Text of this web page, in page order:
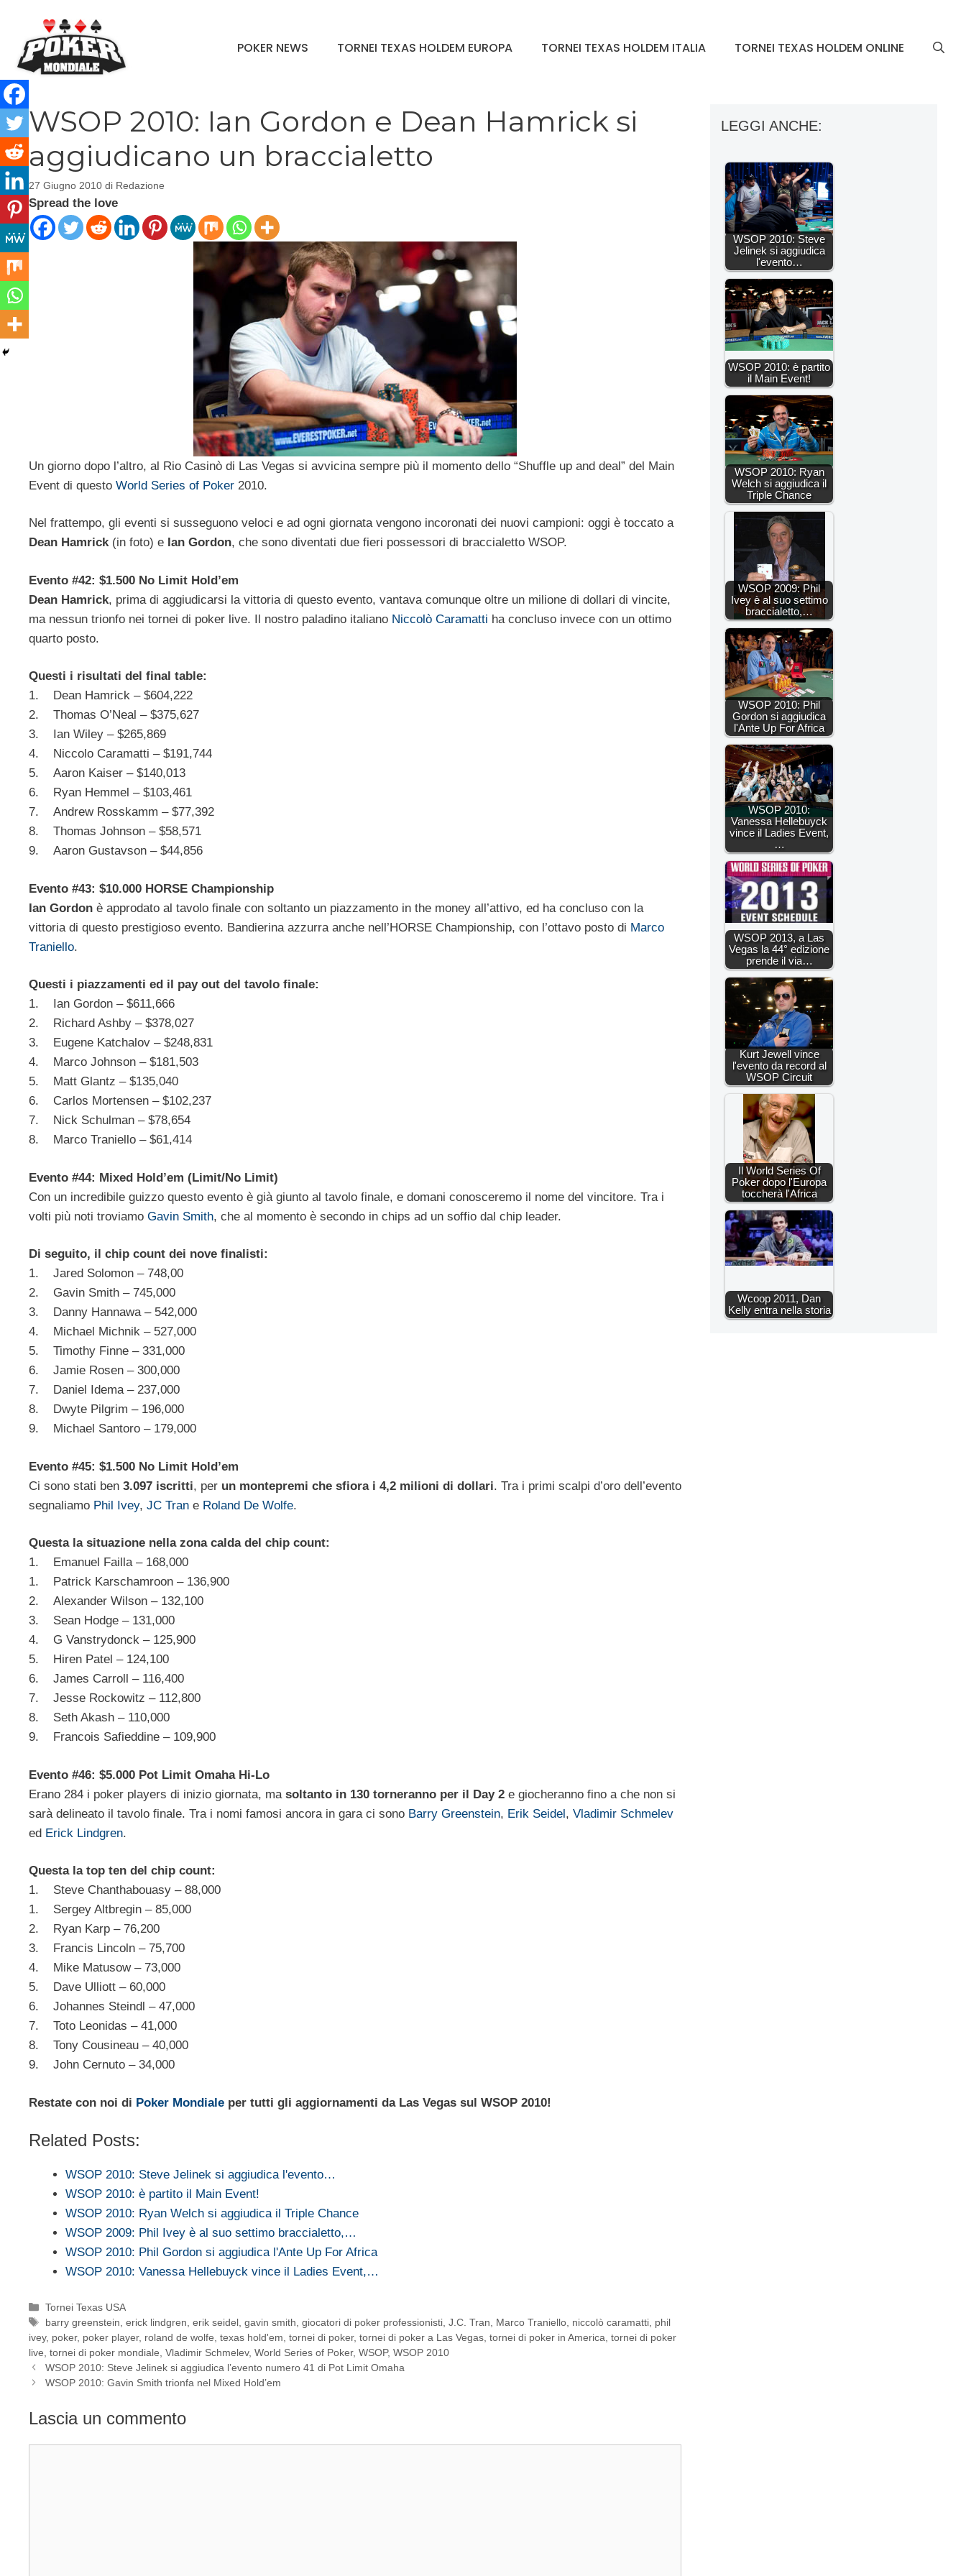
contenuto
POKER NEWS TORNEI TEXAS HOLDEM EUROPA TORNEI TEXAS HOLDEM ITALIA TORNEI TEXAS HOLDEM ONLINE
WSOP 2010: Ian Gordon e Dean Hamrick si
aggiudicano un braccialetto
27 Giugno 2010 di Redazione
Spread the love
Un giorno dopo l’altro, al Rio Casinò di Las Vegas si avvicina sempre più il momento dello “Shuffle up and deal” del Main
Event di questo World Series of Poker 2010.
Nel frattempo, gli eventi si susseguono veloci e ad ogni giornata vengono incoronati dei nuovi campioni: oggi è toccato a
Dean Hamrick(in foto) e Ian Gordon, che sono diventati due fieri possessori di braccialetto WSOP.
Evento #42: $1.500 No Limit Hold’em
Dean Hamrick, prima di aggiudicarsi la vittoria di questo evento, vantava comunque oltre un milione di dollari di vincite,
ma nessun trionfo nei tornei di poker live. Il nostro paladino italiano Niccolò Caramatti ha concluso invece con un ottimo
quarto posto.
Questi i risultati del final table:
1. Dean Hamrick – $604,222
2. Thomas O’Neal – $375,627
3. Ian Wiley – $265,869
4. Niccolo Caramatti – $191,744
5. Aaron Kaiser – $140,013
6. Ryan Hemmel – $103,461
7. Andrew Rosskamm – $77,392
8. Thomas Johnson – $58,571
9. Aaron Gustavson – $44,856
Evento #43: $10.000 HORSE Championship
Ian Gordon è approdato al tavolo finale con soltanto un piazzamento in the money all’attivo, ed ha concluso con la
vittoria di questo prestigioso evento. Bandierina azzurra anche nell’HORSE Championship, con l’ottavo posto di Marco
Traniello.
Questi i piazzamenti ed il pay out del tavolo finale:
1. Ian Gordon – $611,666
2. Richard Ashby – $378,027
3. Eugene Katchalov – $248,831
4. Marco Johnson – $181,503
5. Matt Glantz – $135,040
6. Carlos Mortensen – $102,237
7. Nick Schulman – $78,654
8. Marco Traniello – $61,414
Evento #44: Mixed Hold’em (Limit/No Limit)
Con un incredibile guizzo questo evento è già giunto al tavolo finale, e domani conosceremo il nome del vincitore. Tra i
volti più noti troviamo Gavin Smith, che al momento è secondo in chips ad un soffio dal chip leader.
Di seguito, il chip count dei nove finalisti:
1. Jared Solomon – 748,00
2. Gavin Smith – 745,000
3. Danny Hannawa – 542,000
4. Michael Michnik – 527,000
5. Timothy Finne – 331,000
6. Jamie Rosen – 300,000
7. Daniel Idema – 237,000
8. Dwyte Pilgrim – 196,000
9. Michael Santoro – 179,000
Evento #45: $1.500 No Limit Hold’em
Ci sono stati ben 3.097 iscritti, per un montepremi che sfiora i 4,2 milioni di dollari. Tra i primi scalpi d’oro dell’evento
segnaliamo Phil Ivey, JC Tran e Roland De Wolfe.
Questa la situazione nella zona calda del chip count:
1. Emanuel Failla – 168,000
1. Patrick Karschamroon – 136,900
2. Alexander Wilson – 132,100
3. Sean Hodge – 131,000
4. G Vanstrydonck – 125,900
5. Hiren Patel – 124,100
6. James Carroll – 116,400
7. Jesse Rockowitz – 112,800
8. Seth Akash – 110,000
9. Francois Safieddine – 109,900
Evento #46: $5.000 Pot Limit Omaha Hi-Lo
Erano 284 i poker players di inizio giornata, ma soltanto in 130 torneranno per il Day 2 e giocheranno fino a che non si
sarà delineato il tavolo finale. Tra i nomi famosi ancora in gara ci sono Barry Greenstein, Erik Seidel, Vladimir Schmelev
ed Erick Lindgren.
Questa la top ten del chip count:
1. Steve Chanthabouasy – 88,000
1. Sergey Altbregin – 85,000
2. Ryan Karp – 76,200
3. Francis Lincoln – 75,700
4. Mike Matusow – 73,000
5. Dave Ulliott – 60,000
6. Johannes Steindl – 47,000
7. Toto Leonidas – 41,000
8. Tony Cousineau – 40,000
9. John Cernuto – 34,000
Restate con noi di Poker Mondiale per tutti gli aggiornamenti da Las Vegas sul WSOP 2010!
Related Posts:
WSOP 2010: Steve Jelinek si aggiudica l'evento…
WSOP 2010: è partito il Main Event!
WSOP 2010: Ryan Welch si aggiudica il Triple Chance
WSOP 2009: Phil Ivey è al suo settimo braccialetto,…
WSOP 2010: Phil Gordon si aggiudica l'Ante Up For Africa
WSOP 2010: Vanessa Hellebuyck vince il Ladies Event,…
Categorie
Tornei Texas USA
Tag
barry greenstein ,erick lindgren ,erik seidel ,gavin smith ,giocatori di poker professionisti ,J.C. Tran Marco Traniello niccolò caramatti phil
ivey, poker, poker player, roland de wolfe texas hold'em tornei di poker, tornei di poker a Las Vegas tornei di poker in America tornei di poker
live tornei di poker mondiale Vladimir Schmelev, World Series of Poker, WSOP, WSOP 2010
WSOP 2010: Steve Jelinek si aggiudica l’evento numero 41 di Pot Limit Omaha
WSOP 2010: Gavin Smith trionfa nel Mixed Hold’em
Lascia un commento
LEGGI ANCHE:
WSOP 2010: Steve
Jelinek si aggiudica
l'evento…
WSOP 2010: è partito
il Main Event!
WSOP 2010: Ryan
Welch si aggiudica il
Triple Chance
WSOP 2009: Phil
Ivey è al suo settimo
braccialetto,…
WSOP 2010: Phil
Gordon si aggiudica
l'Ante Up For Africa
WSOP 2010:
Vanessa Hellebuyck
vince il Ladies Event,
…
WSOP 2013, a Las
Vegas la 44° edizione
prende il via…
Kurt Jewell vince
l'evento da record al
WSOP Circuit
Il World Series Of
Poker dopo l'Europa
toccherà l'Africa
Wcoop 2011, Dan
Kelly entra nella storia